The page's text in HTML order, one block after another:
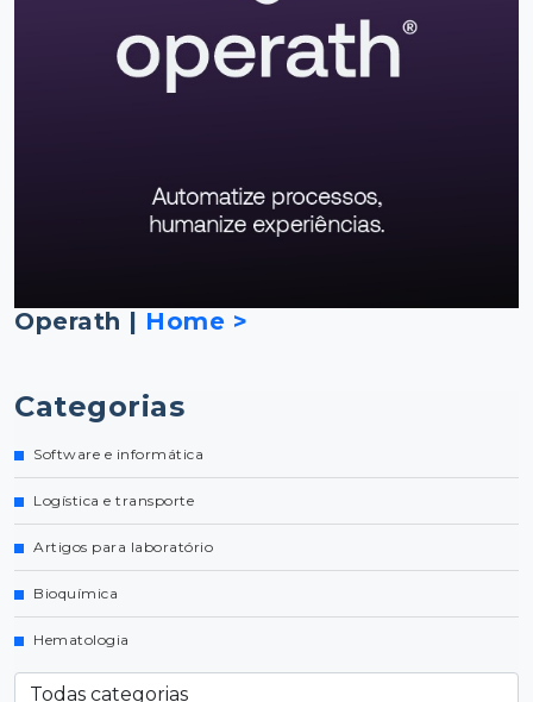
Operath | Home >
Categorias
Software e informática
Logística e transporte
Artigos para laboratório
Bioquímica
Hematologia